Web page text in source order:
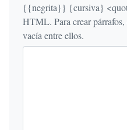
{{negrita}} {cursiva} <quote>
HTML. Para crear
vacía entre ellos.